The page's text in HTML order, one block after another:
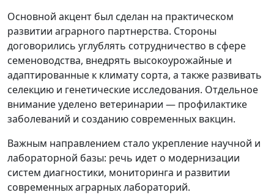
Основной акцент был сделан на практическом
развитии аграрного партнерства. Стороны
договорились углублять сотрудничество в сфере
семеноводства, внедрять высокоурожайные и
адаптированные к климату сорта, а также развивать
селекцию и генетические исследования. Отдельное
внимание уделено ветеринарии — профилактике
заболеваний и созданию современных вакцин.
Важным направлением стало укрепление научной и
лабораторной базы: речь идет о модернизации
систем диагностики, мониторинга и развитии
современных аграрных лабораторий.